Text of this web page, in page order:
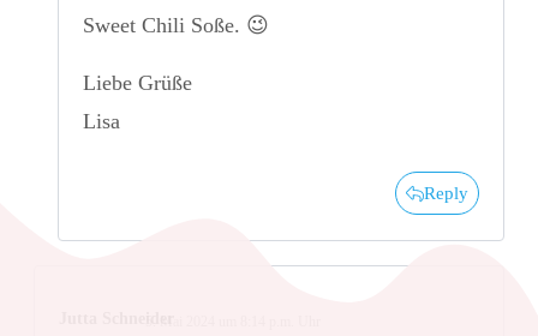
Sweet Chili Soße. 😉
Liebe Grüße
Lisa
Reply